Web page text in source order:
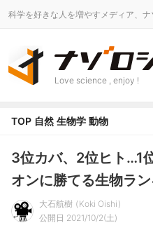
科学を好きな人を増やすメディア、ナ
Love science , enjoy !
TOP 自然 生物学 動物
3位カバ、2位ヒト…1
オンに勝てる生物ラン
大石航樹
Koki Oishi
公開日 2021/10/2(土)